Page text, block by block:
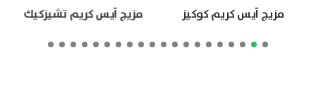
مزيج آيس كريم كوكيز مزيج آيس كريم تشيزكيك